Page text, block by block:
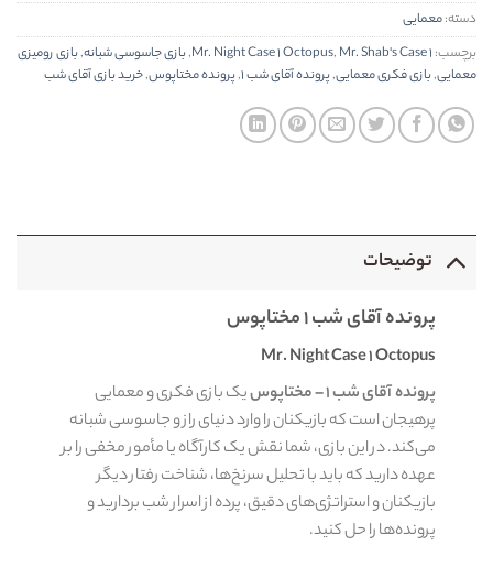
دسته:معمایی
برچسب:
Mr. Night Case 1 Octopus, Mr. Shab's Case 1
,بازی جاسوسی شبانه,بازی رومیزی
معمایی,بازی فکری معمایی,پرونده آقای شب ۱ ,پرونده مختاپوس,خرید بازی آقای شب
توضیحات
پرونده آقای شب ۱ مختاپوس
Mr. Night Case 1 Octopus
پرونده آقای شب ۱ – مختاپوس
یک بازی فکری و معمایی
پرهیجان است که بازیکنان را وارد دنیای راز و جاسوسی شبانه
می‌کند. در این بازی، شما نقش یک کارآگاه یا مأمور مخفی را بر
عهده دارید که باید با تحلیل سرنخ‌ها، شناخت رفتار دیگر
بازیکنان و استراتژی‌های دقیق، پرده از اسرار شب بردارید و
پرونده‌ها را حل کنید.